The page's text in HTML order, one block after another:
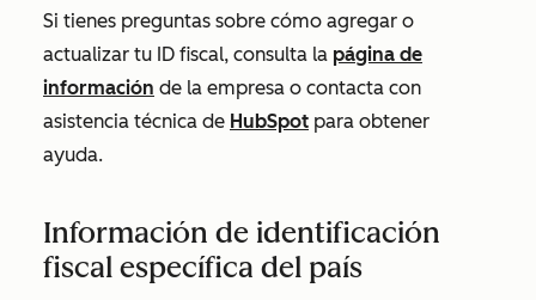
Si tienes preguntas sobre cómo agregar o
actualizar tu ID fiscal, consulta la página de
información de la empresa o contacta con
asistencia técnica de HubSpot para obtener
ayuda.
Información de identificación
fiscal específica del país